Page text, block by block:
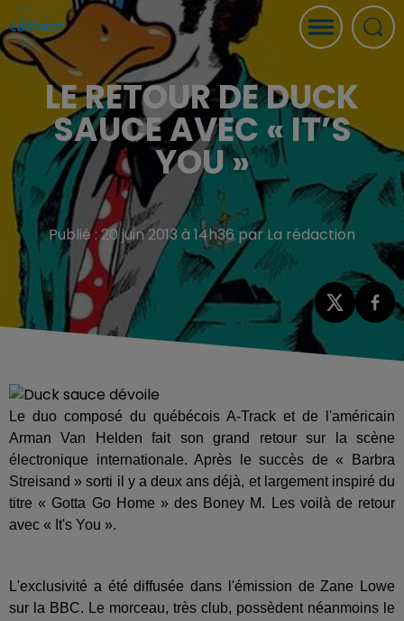
LE RETOUR DE DUCK
SAUCE AVEC « IT’S
YOU »
Publié : 20 juin 2013 à 14h36 par La rédaction
Le duo composé du québécois A-Track et de l'américain
Arman Van Helden fait son grand retour sur la scène
électronique internationale. Après le succès de « Barbra
Streisand » sorti il y a deux ans déjà, et largement inspiré du
titre « Gotta Go Home » des Boney M. Les voilà de retour
avec « It's You ».
L'exclusivité a été diffusée dans l'émission de Zane Lowe
sur la BBC. Le morceau, très club, possèdent néanmoins le